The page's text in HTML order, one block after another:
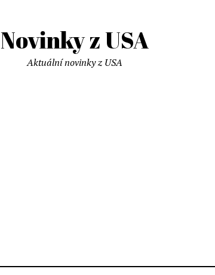
Novinky z USA
Aktuální novinky z USA